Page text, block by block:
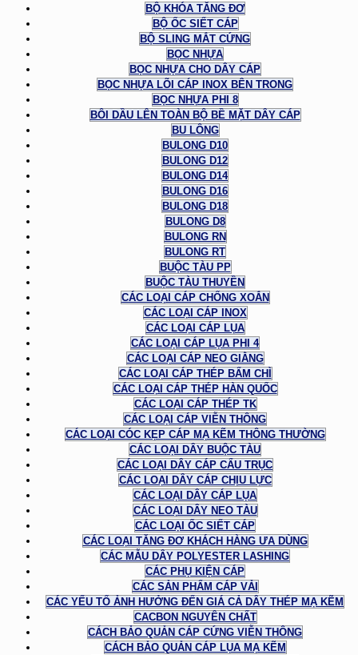
BỘ KHÓA TĂNG ĐƠ
BỘ ỐC SIẾT CÁP
BỘ SLING MẮT CỨNG
BỌC NHỰA
BỌC NHỰA CHO DÂY CÁP
BỌC NHỰA LÕI CÁP INOX BÊN TRONG
BỌC NHỰA PHI 8
BÔI DẦU LÊN TOÀN BỘ BỀ MẶT DÂY CÁP
BU LÔNG
BULONG D10
BULONG D12
BULONG D14
BULONG D16
BULONG D18
BULONG D8
BULONG RN
BULONG RT
BUỘC TÀU PP
BUỘC TÀU THUYỀN
CÁC LOẠI CÁP CHỐNG XOẮN
CÁC LOẠI CÁP INOX
CÁC LOẠI CÁP LỤA
CÁC LOẠI CÁP LỤA PHI 4
CÁC LOẠI CÁP NEO GIẰNG
CÁC LOẠI CÁP THÉP BẤM CHÌ
CÁC LOẠI CÁP THÉP HÀN QUỐC
CÁC LOẠI CÁP THÉP TK
CÁC LOẠI CÁP VIỄN THÔNG
CÁC LOẠI CÓC KẸP CÁP MẠ KẼM THÔNG THƯỜNG
CÁC LOẠI DÂY BUỘC TÀU
CÁC LOẠI DÂY CÁP CẨU TRỤC
CÁC LOẠI DÂY CÁP CHỊU LỰC
CÁC LOẠI DÂY CÁP LỤA
CÁC LOẠI DÂY NEO TÀU
CÁC LOẠI ỐC SIẾT CÁP
CÁC LOẠI TĂNG ĐƠ KHÁCH HÀNG ƯA DÙNG
CÁC MẪU DÂY POLYESTER LASHING
CÁC PHỤ KIỆN CÁP
CÁC SẢN PHẨM CÁP VẢI
CÁC YẾU TỐ ẢNH HƯỞNG ĐẾN GIÁ CẢ DÂY THÉP MẠ KẼM
CACBON NGUYÊN CHẤT
CÁCH BẢO QUẢN CÁP CỨNG VIỄN THÔNG
CÁCH BẢO QUẢN CÁP LỤA MẠ KẼM